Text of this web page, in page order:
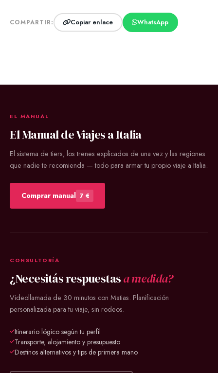
COMPARTIR: Copiar enlace WhatsApp
EL MANUAL
El Manual de Viajes a Italia
El sistema de tiers, los trenes explicados de una vez y las regiones
que nadie te recomienda — todo para armar tu propio viaje a Italia.
Comprar manual 7 €
CONSULTORÍA
¿Necesitás respuestasa medida?
Videollamada de 30 minutos con Matias. Planificación
personalizada para tu viaje, sin rodeos.
Itinerario lógico según tu perfil
Transporte, alojamiento y presupuesto
Destinos alternativos y tips de primera mano